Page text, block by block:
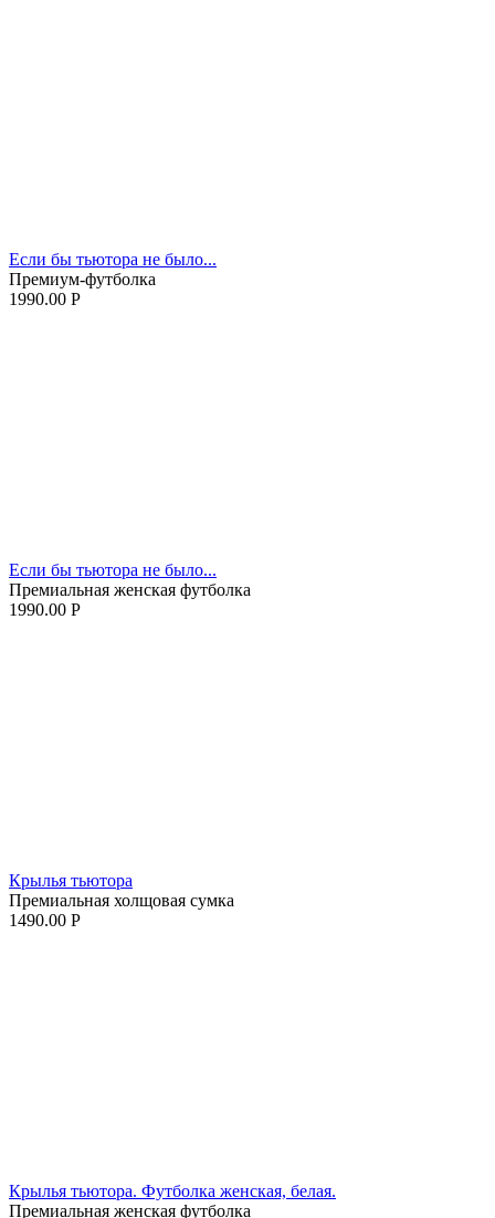
Если бы тьютора не было...
Премиум-футболка
1990.00 Р
Если бы тьютора не было...
Премиальная женская футболка
1990.00 Р
Крылья тьютора
Премиальная холщовая сумка
1490.00 Р
Крылья тьютора. Футболка женская, белая.
Премиальная женская футболка